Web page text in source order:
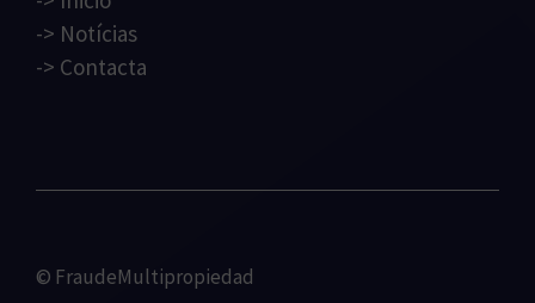
-> Notícias
-> Contacta
© FraudeMultipropiedad